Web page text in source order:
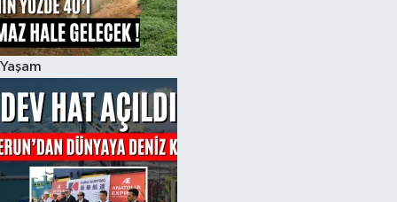
Yaşam